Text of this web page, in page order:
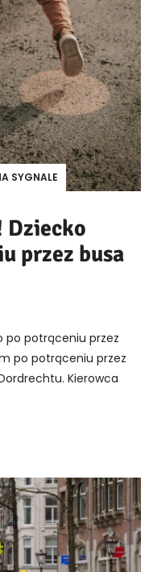
SYGNALE
przez busa
po potrąceniu przez
po potrąceniu przez
Kierowca